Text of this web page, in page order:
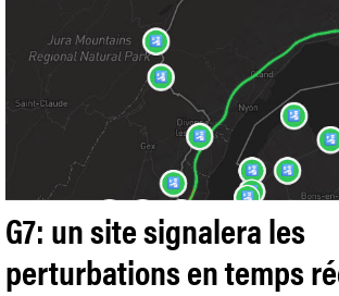
G7: un site signalera les
perturbations en temps